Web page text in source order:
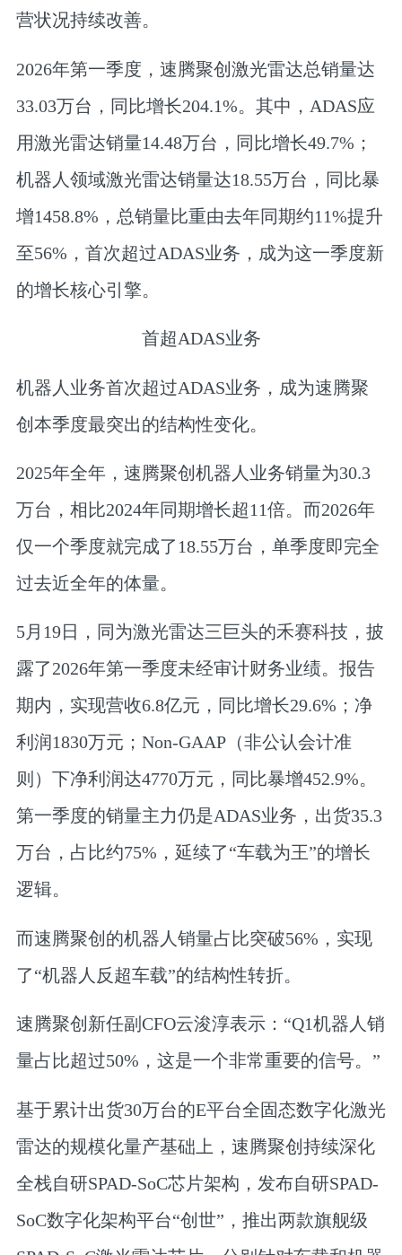
营状况持续改善。
2026年第一季度， 速腾聚创激光雷达总销量达
33.03万台，同比增长204.1%。其中，ADAS应
用激光雷达销量14.48万台，同比增长49.7%；
机器人领域激光雷达销量达18.55万台，同比暴
增1458.8% ，总销量比重由去年同期约11%提升
至56%，首次超过ADAS业务，成为这一季度新
的增长核心引擎。
首超ADAS业务
机器人业务首次超过ADAS业务，成为速腾聚
创本季度最突出的结构性变化。
2025年全年，速腾聚创机器人业务销量为30.3
万台，相比2024年同期增长超11倍。而2026年
仅一个季度就完成了18.55万台，单季度即完全
过去近全年的体量。
5月19日，同为激光雷达三巨头的禾赛科技，披
露了2026年第一季度未经审计财务业绩。报告
期内，实现营收6.8亿元，同比增长29.6%；净
利润1830万元；Non-GAAP（非公认会计准
则）下净利润达4770万元，同比暴增452.9%。
第一季度的销量主力仍是ADAS业务，出货35.3
万台，占比约75%，延续了“车载为王”的增长
逻辑。
而速腾聚创的机器人销量占比突破56%，实现
了“机器人反超车载”的结构性转折。
速腾聚创新任副CFO云浚淳表示：“Q1机器人销
量占比超过50%，这是一个非常重要的信号。”
基于累计出货30万台的E平台全固态数字化激光
雷达的规模化量产基础上，速腾聚创持续深化
全栈自研SPAD-SoC芯片架构，发布自研SPAD-
SoC数字化架构平台“创世”，推出两款旗舰级